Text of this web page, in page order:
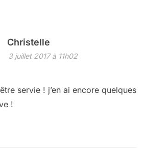
Christelle
3 juillet 2017 à 11h02
servie ! j’en ai encore quelques
!